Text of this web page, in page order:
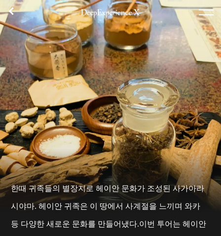
TOP
체험
에리어
콘셉트
로그인／등록
한국어
USD
체험 내용 플랜 목록 집합 장소 후기
한때 귀족들의 별장지로 헤이안 문화가 조성된 사가아라
시야마. 헤이안 귀족은 이 땅에서 사계절을 느끼며 와카
등 다양한 새로운 문화를 만들어냈다.이번 투어는 헤이안